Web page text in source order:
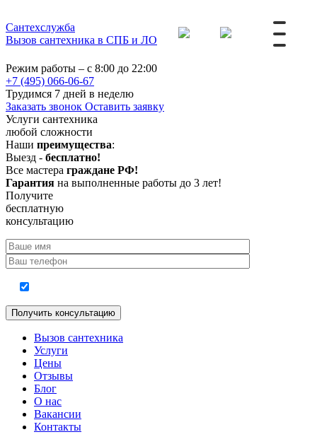
Сантехслужба
Вызов сантехника в СПБ и ЛО
Режим работы – с 8:00 до 22:00
+7 (495) 066-06-67
Трудимся 7 дней в неделю
Заказать звонок Оставить заявку
Услуги сантехника
любой сложности
Наши преимущества:
Выезд - бесплатно!
Все мастера граждане РФ!
Гарантия на выполненные работы до 3 лет!
Получите
бесплатную
консультацию
Вызов сантехника
Услуги
Цены
Отзывы
Блог
О нас
Вакансии
Контакты